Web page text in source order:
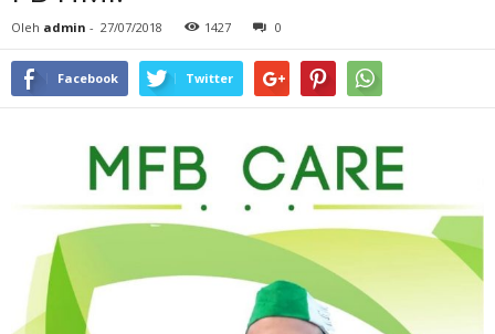
Oleh admin - 27/07/2018 1427 0
Facebook Twitter